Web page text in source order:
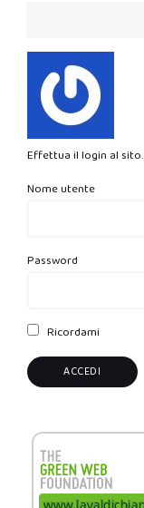
Effettua il login al sito.
Nome utente
Password
Ricordami